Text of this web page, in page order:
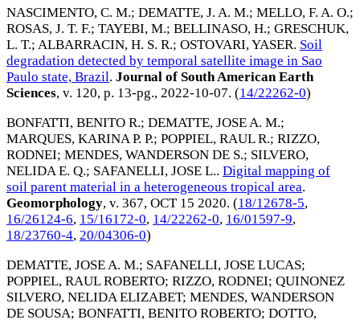
NASCIMENTO, C. M.; DEMATTE, J. A. M.; MELLO, F. A. O.;
ROSAS, J. T. F.; TAYEBI, M.; BELLINASO, H.; GRESCHUK,
L. T.; ALBARRACIN, H. S. R.; OSTOVARI, YASER. Soil
degradation detected by temporal satellite image in Sao
Paulo state, Brazil. Journal of South American Earth
Sciences, v. 120, p. 13-pg., 2022-10-07. (14/22262-0)
BONFATTI, BENITO R.; DEMATTE, JOSE A. M.;
MARQUES, KARINA P. P.; POPPIEL, RAUL R.; RIZZO,
RODNEI; MENDES, WANDERSON DE S.; SILVERO,
NELIDA E. Q.; SAFANELLI, JOSE L.. Digital mapping of
soil parent material in a heterogeneous tropical area.
Geomorphology, v. 367, OCT 15 2020. (18/12678-5,
16/26124-6, 15/16172-0, 14/22262-0, 16/01597-9,
18/23760-4, 20/04306-0)
DEMATTE, JOSE A. M.; SAFANELLI, JOSE LUCAS;
POPPIEL, RAUL ROBERTO; RIZZO, RODNEI; QUINONEZ
SILVERO, NELIDA ELIZABET; MENDES, WANDERSON
DE SOUSA; BONFATTI, BENITO ROBERTO; DOTTO,